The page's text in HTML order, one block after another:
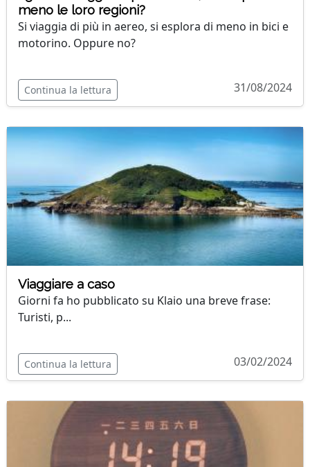
meno le loro regioni?
Si viaggia di più in aereo, si esplora di meno in bici e
motorino. Oppure no?
Continua la lettura 31/08/2024
Viaggiare a caso
Giorni fa ho pubblicato su Klaio una breve frase:
Turisti, p...
Continua la lettura 03/02/2024